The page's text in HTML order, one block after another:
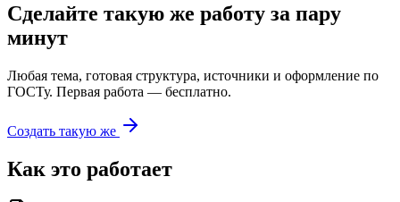
Сделайте такую же работу за пару
минут
Любая тема, готовая структура, источники и оформление по
ГОСТу. Первая работа — бесплатно.
Создать такую же
Как это работает